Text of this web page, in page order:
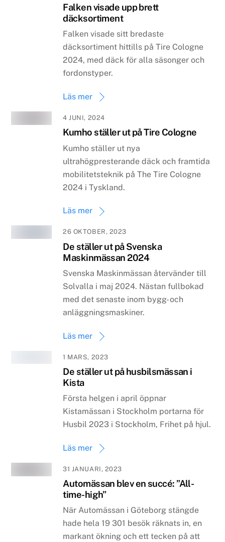
Falken visade upp brett
däcksortiment
Falken visade sitt bredaste
däcksortiment hittills på Tire Cologne
2024, med däck för alla säsonger och
fordonstyper.
Läs mer
4 JUNI, 2024
Kumho ställer ut på Tire Cologne
Kumho ställer ut nya
ultrahögpresterande däck och framtida
mobilitetsteknik på The Tire Cologne
2024 i Tyskland.
Läs mer
26 OKTOBER, 2023
De ställer ut på Svenska
Maskinmässan 2024
Svenska Maskinmässan återvänder till
Solvalla i maj 2024. Nästan fullbokad
med det senaste inom bygg- och
anläggningsmaskiner.
Läs mer
1 MARS, 2023
De ställer ut på husbilsmässan i
Kista
Första helgen i april öppnar
Kistamässan i Stockholm portarna för
Husbil 2023 i Stockholm, Frihet på hjul.
Läs mer
31 JANUARI, 2023
Automässan blev en succé: ”All-
time-high”
När Automässan i Göteborg stängde
hade hela 19 301 besök räknats in, en
markant ökning och ett tecken på att